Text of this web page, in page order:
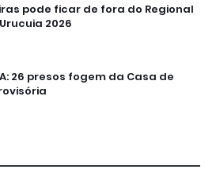
pode ficar de fora do Regional
2026
26 presos fogem da Casa de